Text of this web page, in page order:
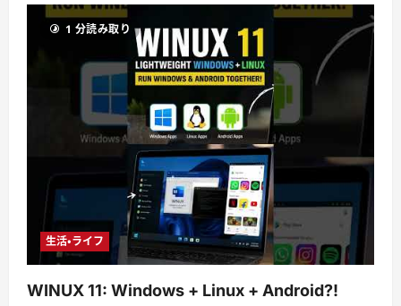
1 分読み取り
生活・ライフ
WINUX 11: Windows + Linux + Android?!